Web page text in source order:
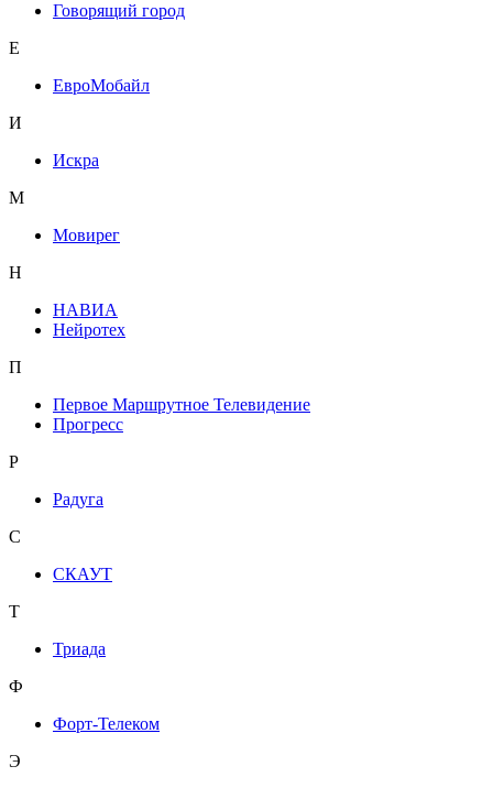
Говорящий город
Е
ЕвроМобайл
И
Искра
М
Мовирег
Н
НАВИА
Нейротех
П
Первое Маршрутное Телевидение
Прогресс
Р
Радуга
С
СКАУТ
Т
Триада
Ф
Форт-Телеком
Э